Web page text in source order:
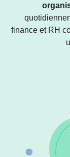
finance et RH